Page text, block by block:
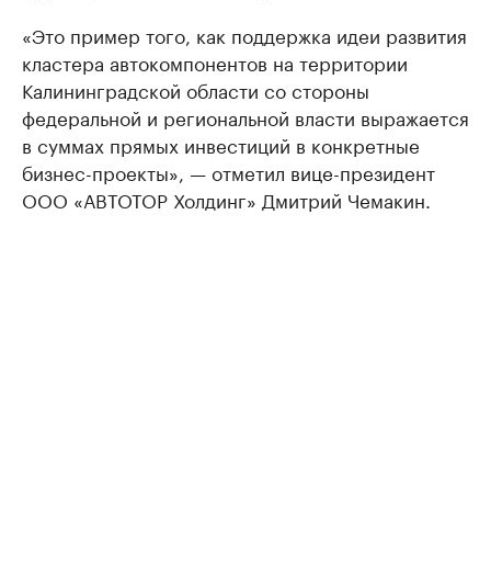
«Это пример того, как поддержка идеи развития
кластера автокомпонентов на территории
Калининградской области со стороны
федеральной и региональной власти выражается
в суммах прямых инвестиций в конкретные
бизнес-проекты», — отметил вице-президент
ООО «АВТОТОР Холдинг» Дмитрий Чемакин.